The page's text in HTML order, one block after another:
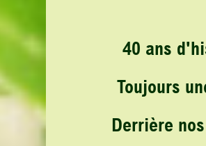
40 ans
Toujours
Derrière